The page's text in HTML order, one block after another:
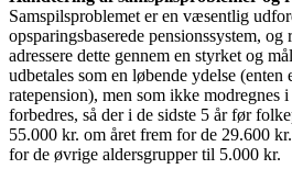
Samspilsproblemet er en væsentlig
opsparingsbaserede pensionssystem, og
adressere dette gennem en styrket og
udbetales som en løbende ydelse (enten
ratepension), men som ikke modregnes
forbedres, så der i de sidste 5 år før
55.000 kr. om året frem for de 29.600
for de øvrige aldersgrupper til 5.000 kr.